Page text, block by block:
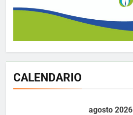
CALENDARIO
agosto 2026